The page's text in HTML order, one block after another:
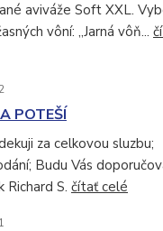
aviváže Soft XXL.
vôní: „Jarná vôň...
POTEŠÍ
za celkovou sluzbu;
Budu Vás
Richard S. čítať celé